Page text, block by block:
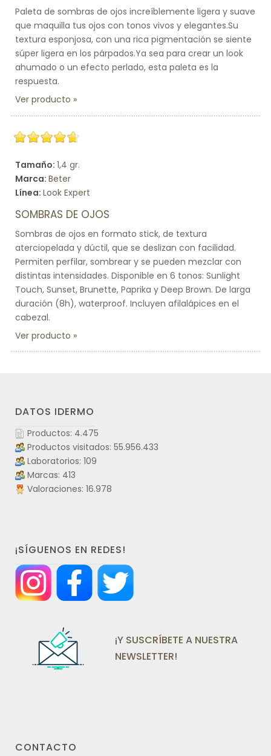
Paleta de sombras de ojos increíblemente ligera y suave
que maquilla tus ojos con tonos vivos y elegantes.Su
textura esponjosa, con una rica pigmentación se siente
súper ligera en los párpados.Ya sea para crear un look
ahumado o un efecto perlado, esta paleta es la
respuesta.
Ver producto
Tamaño: 1,4 gr.
Marca: Beter
Línea: Look Expert
SOMBRAS DE OJOS
Sombras de ojos en formato stick, de textura
aterciopelada y dúctil, que se deslizan con facilidad.
Permiten perfilar, sombrear y se pueden mezclar con
distintas intensidades. Disponible en 6 tonos: Sunlight
Touch, Sunset, Brunette, Paprika y Deep Brown. De larga
duración (8h), waterproof. Incluyen afilalápices en el
cabezal.
Ver producto
DATOS IDERMO
Productos: 4.475
Productos visitados: 55.956.433
Laboratorios: 109
Marcas: 413
Valoraciones: 16.978
¡SÍGUENOS EN REDES!
¡Y SUSCRÍBETE A NUESTRA
NEWSLETTER!
CONTACTO